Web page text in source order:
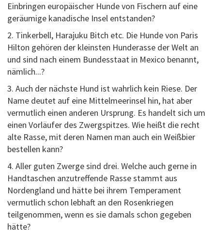
Einbringen europäischer Hunde von Fischern auf eine
geräumige kanadische Insel entstanden?
2. Tinkerbell, Harajuku Bitch etc. Die Hunde von Paris
Hilton gehören der kleinsten Hunderasse der Welt an
und sind nach einem Bundesstaat in Mexico benannt,
nämlich...?
3. Auch der nächste Hund ist wahrlich kein Riese. Der
Name deutet auf eine Mittelmeerinsel hin, hat aber
vermutlich einen anderen Ursprung. Es handelt sich um
einen Vorläufer des Zwergspitzes. Wie heißt die recht
alte Rasse, mit deren Namen man auch ein Weißbier
bestellen kann?
4. Aller guten Zwerge sind drei. Welche auch gerne in
Handtaschen anzutreffende Rasse stammt aus
Nordengland und hätte bei ihrem Temperament
vermutlich schon lebhaft an den Rosenkriegen
teilgenommen, wenn es sie damals schon gegeben
hätte?